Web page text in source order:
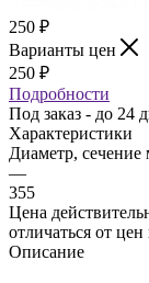
250 ₽
Варианты цен
250 ₽
Подробности
Под заказ - до 24
Характеристики
Диаметр, сечение
—
355
Цена
отличаться от
Описание